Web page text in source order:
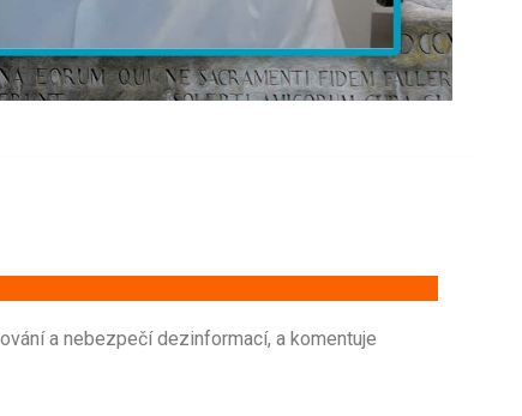
a nebezpečí dezinformací, a komentuje